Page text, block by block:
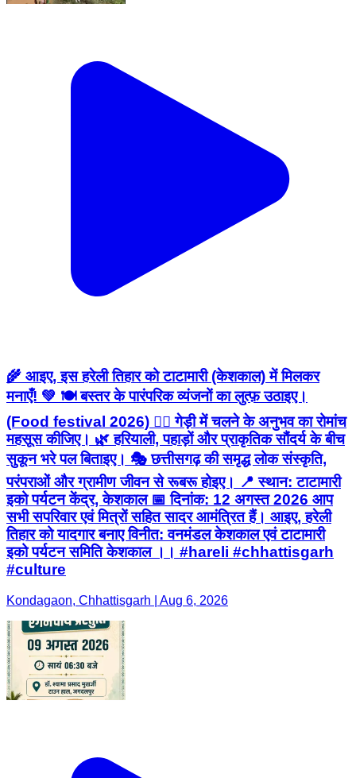
🌾 आइए, इस हरेली तिहार को टाटामारी (केशकाल) में मिलकर
मनाएँ! 💚 🍽️ बस्तर के पारंपरिक व्यंजनों का लुत्फ़ उठाइए।
(Food festival 2026) 🚶‍♂️ गेड़ी में चलने के अनुभव का रोमांच
महसूस कीजिए। 🌿 हरियाली, पहाड़ों और प्राकृतिक सौंदर्य के बीच
सुकून भरे पल बिताइए। 🎭 छत्तीसगढ़ की समृद्ध लोक संस्कृति,
परंपराओं और ग्रामीण जीवन से रूबरू होइए। 📍 स्थान: टाटामारी
इको पर्यटन केंद्र, केशकाल 📅 दिनांक: 12 अगस्त 2026 आप
सभी सपरिवार एवं मित्रों सहित सादर आमंत्रित हैं। आइए, हरेली
तिहार को यादगार बनाए विनीत: वनमंडल केशकाल एवं टाटामारी
इको पर्यटन समिति केशकाल ।। #hareli #chhattisgarh
#culture
Kondagaon, Chhattisgarh | Aug 6, 2026